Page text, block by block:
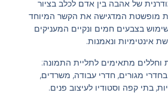
של אהבה בין אדם לכלב בציור
מופשטת המדגישה את הקשר המיוחד
בצבעים חמים ונקיים המעניקים
אינטימיות ונאמנות.
וחללים מתאימים לתליית התמונה:
מגורים, חדרי עבודה, משרדים,
בתי קפה וסטודיו לעיצוב פנים.